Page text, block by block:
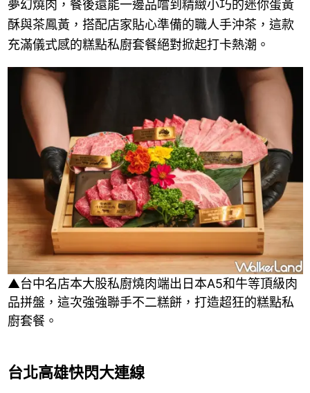
夢幻燒肉，餐後還能一邊品嚐到精緻小巧的迷你蛋黃
酥與茶鳳黃，搭配店家貼心準備的職人手沖茶，這款
充滿儀式感的糕點私廚套餐絕對掀起打卡熱潮。
▲台中名店本大股私廚燒肉端出日本A5和牛等頂級肉
品拼盤，這次強強聯手不二糕餅，打造超狂的糕點私
廚套餐。
台北高雄快閃大連線